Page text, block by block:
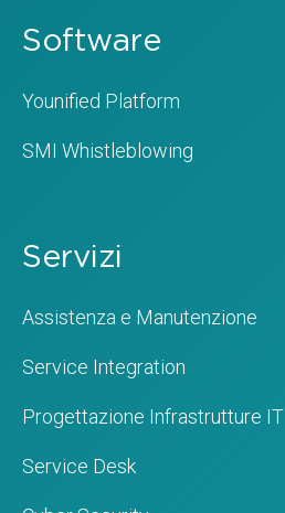
Software
Younified Platform
SMI Whistleblowing
Servizi
Assistenza e Manutenzione
Service Integration
Progettazione Infrastrutture IT
Service Desk